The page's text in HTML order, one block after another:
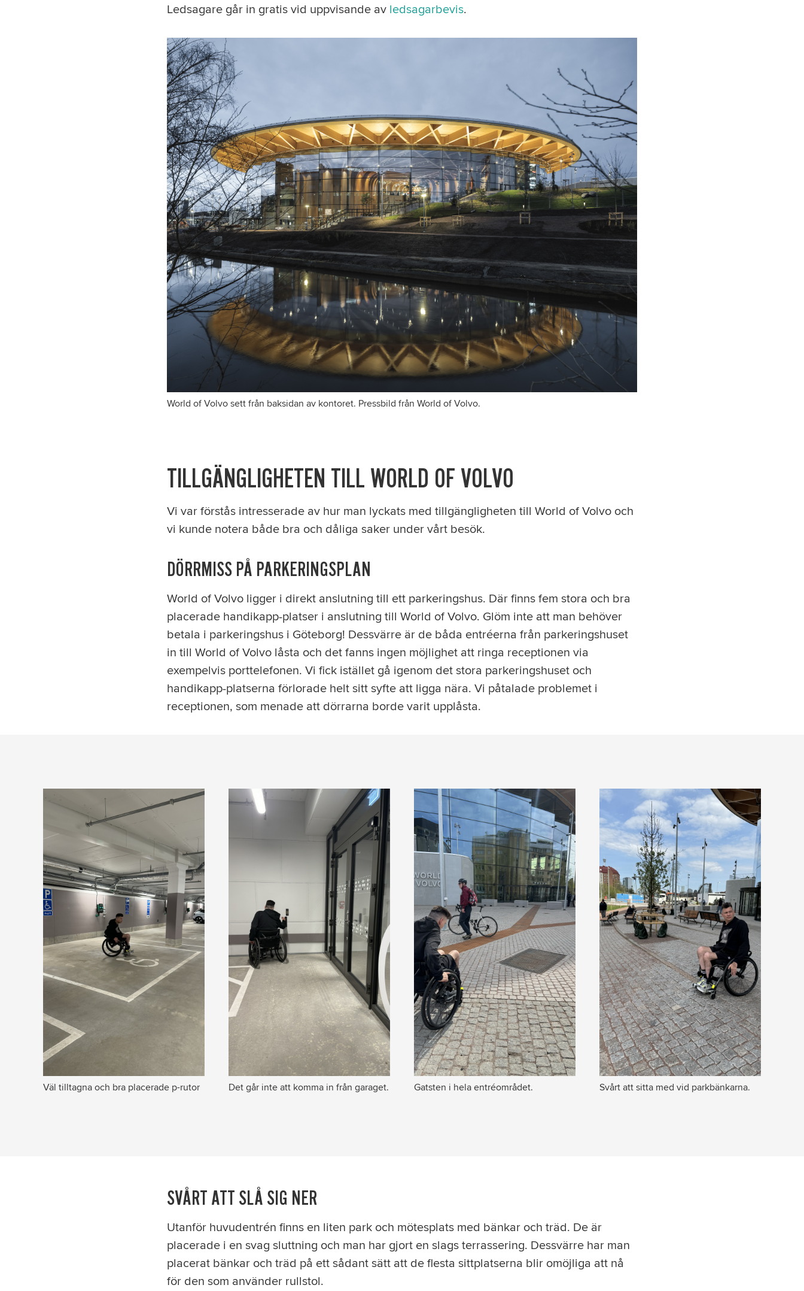
Ledsagare går in gratis vid uppvisande av ledsagarbevis.
World of Volvo sett från baksidan av kontoret. Pressbild från World of Volvo.
TILLGÄNGLIGHETEN TILL WORLD OF VOLVO
Vi var förstås intresserade av hur man lyckats med tillgängligheten till World of Volvo och
vi kunde notera både bra och dåliga saker under vårt besök.
DÖRRMISS PÅ PARKERINGSPLAN
World of Volvo ligger i direkt anslutning till ett parkeringshus. Där finns fem stora och bra
placerade handikapp-platser i anslutning till World of Volvo. Glöm inte att man behöver
betala i parkeringshus i Göteborg! Dessvärre är de båda entréerna från parkeringshuset
in till World of Volvo låsta och det fanns ingen möjlighet att ringa receptionen via
exempelvis porttelefonen. Vi fick istället gå igenom det stora parkeringshuset och
handikapp-platserna förlorade helt sitt syfte att ligga nära. Vi påtalade problemet i
receptionen, som menade att dörrarna borde varit upplåsta.
Väl tilltagna och bra placerade p-rutor Det går inte att komma in från garaget. Gatsten i hela entréområdet. Svårt att sitta med vid parkbänkarna.
SVÅRT ATT SLÅ SIG NER
Utanför huvudentrén finns en liten park och mötesplats med bänkar och träd. De är
placerade i en svag sluttning och man har gjort en slags terrassering. Dessvärre har man
placerat bänkar och träd på ett sådant sätt att de flesta sittplatserna blir omöjliga att nå
för den som använder rullstol.